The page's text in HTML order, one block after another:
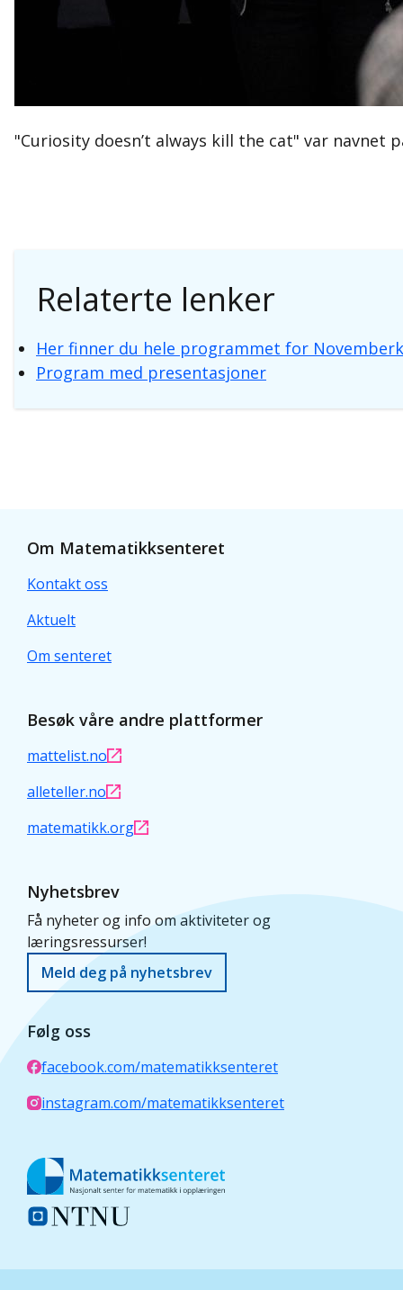
"Curiosity doesn’t always kill the cat" var
Relaterte lenker
Her finner du hele programmet for
Program med presentasjoner
Om Matematikksenteret
Kontakt oss
Aktuelt
Om senteret
Besøk våre andre plattformer
mattelist.no
alleteller.no
matematikk.org
Nyhetsbrev
Få nyheter og info om aktiviteter og
læringsressurser!
Meld deg på nyhetsbrev
Følg oss
facebook.com/matematikksenteret
instagram.com/matematikksenteret